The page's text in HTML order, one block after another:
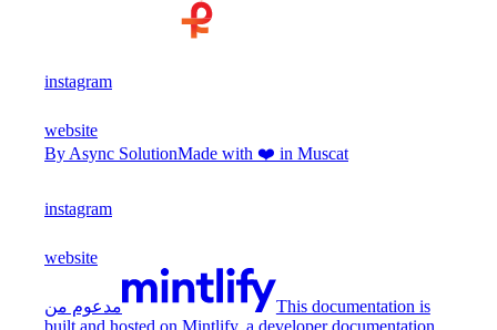
instagram
website
By Async SolutionMade with ❤️ in Muscat
instagram
website
مدعوم من
This documentation is